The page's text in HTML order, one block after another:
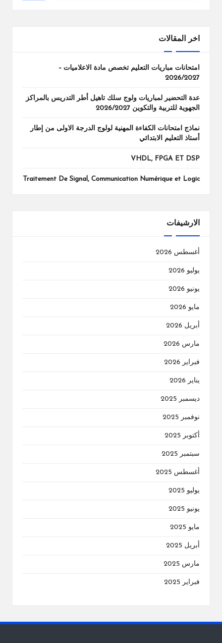
اخر المقالات
امتحانات مباريات التعليم تخصص مادة الاعلاميات –
2026/2027
عدة التحضير لمباريات ولوج سلك تاهيل أطر التدريس بالمراكز
الجهوية للتربية والتكوين 2026/2027
نماذج امتحانات الكفاءة المهنية لولوج الدرجة الاولى من إطار
أستاذ التعليم الابتدائي
VHDL, FPGA ET DSP
Traitement De Signal, Communication Numérique et Logic
الارشيفات
أغسطس 2026
يوليو 2026
يونيو 2026
مايو 2026
أبريل 2026
مارس 2026
فبراير 2026
يناير 2026
ديسمبر 2025
نوفمبر 2025
أكتوبر 2025
سبتمبر 2025
أغسطس 2025
يوليو 2025
يونيو 2025
مايو 2025
أبريل 2025
مارس 2025
فبراير 2025